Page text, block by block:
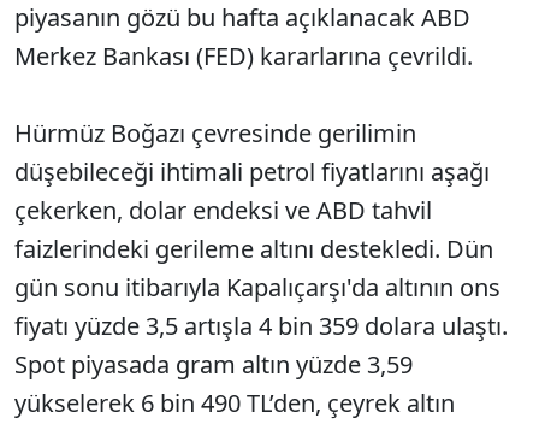
piyasanın gözü bu hafta açıklanacak ABD
Merkez Bankası (FED) kararlarına çevrildi.
Hürmüz Boğazı çevresinde gerilimin
düşebileceği ihtimali petrol fiyatlarını aşağı
çekerken, dolar endeksi ve ABD tahvil
faizlerindeki gerileme altını destekledi. Dün
gün sonu itibarıyla Kapalıçarşı'da altının ons
fiyatı yüzde 3,5 artışla 4 bin 359 dolara ulaştı.
Spot piyasada gram altın yüzde 3,59
yükselerek 6 bin 490 TL’den, çeyrek altın